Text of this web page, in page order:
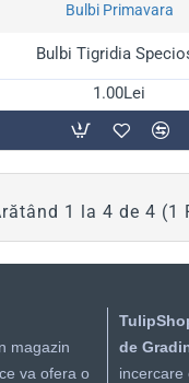
Bulbi Primavara
Bulbi Tigridia
1.00Lei
1 la 4 de 4 (1
magazin
va ofera o
de
incercare